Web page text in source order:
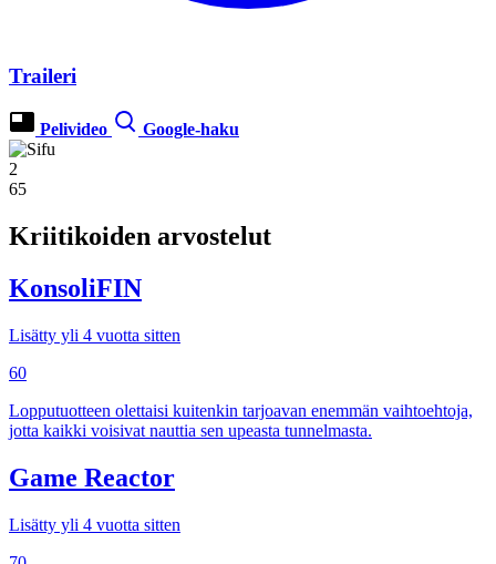
Traileri
Pelivideo Google-haku
2
65
Kriitikoiden arvostelut
KonsoliFIN
Lisätty yli 4 vuotta sitten
60
Lopputuotteen olettaisi kuitenkin tarjoavan enemmän vaihtoehtoja,
jotta kaikki voisivat nauttia sen upeasta tunnelmasta.
Game Reactor
Lisätty yli 4 vuotta sitten